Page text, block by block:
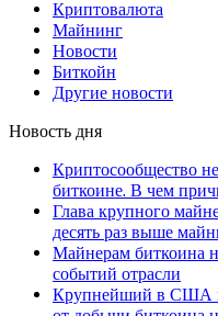
Криптовалюта
Майнинг
Новости
Биткойн
Другие новости
Новость дня
Криптосообщество
биткоине. В чем
Глава крупного
десять раз выше
Майнерам биткоина
событий отрасли
Крупнейший в США